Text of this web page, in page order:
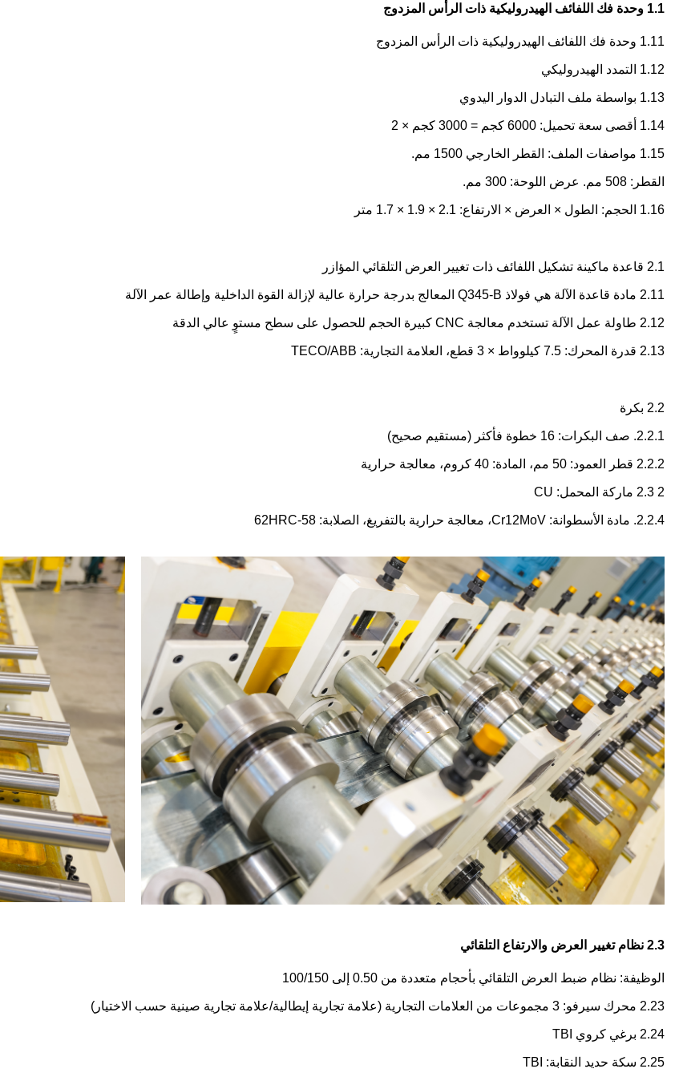
1.1 وحدة فك اللفائف الهيدروليكية ذات الرأس المزدوج
1.11 وحدة فك اللفائف الهيدروليكية ذات الرأس المزدوج
1.12 التمدد الهيدروليكي
1.13 بواسطة ملف التبادل الدوار اليدوي
1.14 أقصى سعة تحميل: 6000 كجم = 3000 كجم × 2
1.15 مواصفات الملف: القطر الخارجي 1500 مم.
القطر: 508 مم. عرض اللوحة: 300 مم.
1.16 الحجم: الطول × العرض × الارتفاع: 2.1 × 1.9 × 1.7 متر
2.1 قاعدة ماكينة تشكيل اللفائف ذات تغيير العرض التلقائي المؤازر
2.11 مادة قاعدة الآلة هي فولاذ Q345-B المعالج بدرجة حرارة عالية لإزالة القوة الداخلية وإطالة عمر الآلة
2.12 طاولة عمل الآلة تستخدم معالجة CNC كبيرة الحجم للحصول على سطح مستوٍ عالي الدقة
2.13 قدرة المحرك: 7.5 كيلوواط × 3 قطع، العلامة التجارية: TECO/ABB
2.2 بكرة
2.2.1. صف البكرات: 16 خطوة فأكثر (مستقيم صحيح)
2.2.2 قطر العمود: 50 مم، المادة: 40 كروم، معالجة حرارية
2 2.3 ماركة المحمل: CU
2.2.4. مادة الأسطوانة: Cr12MoV، معالجة حرارية بالتفريغ، الصلابة: 58-62HRC
2.3 نظام تغيير العرض والارتفاع التلقائي
الوظيفة: نظام ضبط العرض التلقائي بأحجام متعددة من 0.50 إلى 100/150
2.23 محرك سيرفو: 3 مجموعات من العلامات التجارية (علامة تجارية إيطالية/علامة تجارية صينية حسب الاختيار)
2.24 برغي كروي TBI
2.25 سكة حديد النقابة: TBI